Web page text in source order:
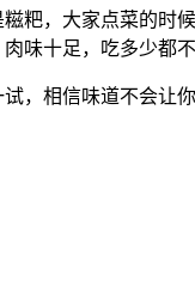
粑，大家点菜的时
味十足，吃多少都不
，相信味道不会让